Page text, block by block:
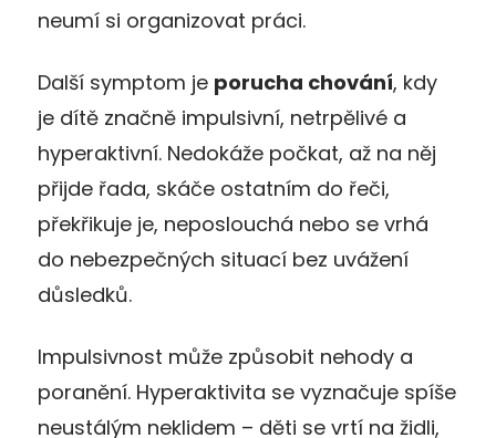
neumí si organizovat práci.
Další symptom je porucha chování, kdy
je dítě značně impulsivní, netrpělivé a
hyperaktivní. Nedokáže počkat, až na něj
přijde řada, skáče ostatním do řeči,
překřikuje je, neposlouchá nebo se vrhá
do nebezpečných situací bez uvážení
důsledků.
Impulsivnost může způsobit nehody a
poranění. Hyperaktivita se vyznačuje spíše
neustálým neklidem – děti se vrtí na židli,